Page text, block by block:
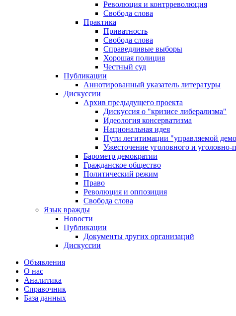
Революция и контрреволюция
Свобода слова
Практика
Приватность
Свобода слова
Справедливые выборы
Хорошая полиция
Честный суд
Публикации
Аннотированный указатель литературы
Дискуссии
Архив предыдущего проекта
Дискуссия о "кризисе либерализма"
Идеология консерватизма
Национальная идея
Пути легитимации "управляемой
Ужесточение уголовного и уголовно-
Барометр демократии
Гражданское общество
Политический режим
Право
Революция и оппозиция
Свобода слова
Язык вражды
Новости
Публикации
Документы других организаций
Дискуссии
Объявления
О нас
Аналитика
Справочник
База данных